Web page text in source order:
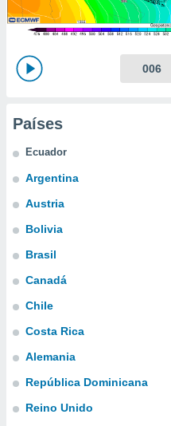
seguir
coste.
botón
a la
todas
ya sean
y análisis
en
perfil
y
CONFIGURACIÓN
006
Países
Ecuador
Argentina
Austria
Bolivia
Brasil
Canadá
Chile
Costa Rica
Alemania
República Dominicana
Reino Unido